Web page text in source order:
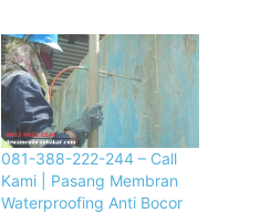
081-388-222-244 – Call
Kami | Pasang Membran
Waterproofing Anti Bocor